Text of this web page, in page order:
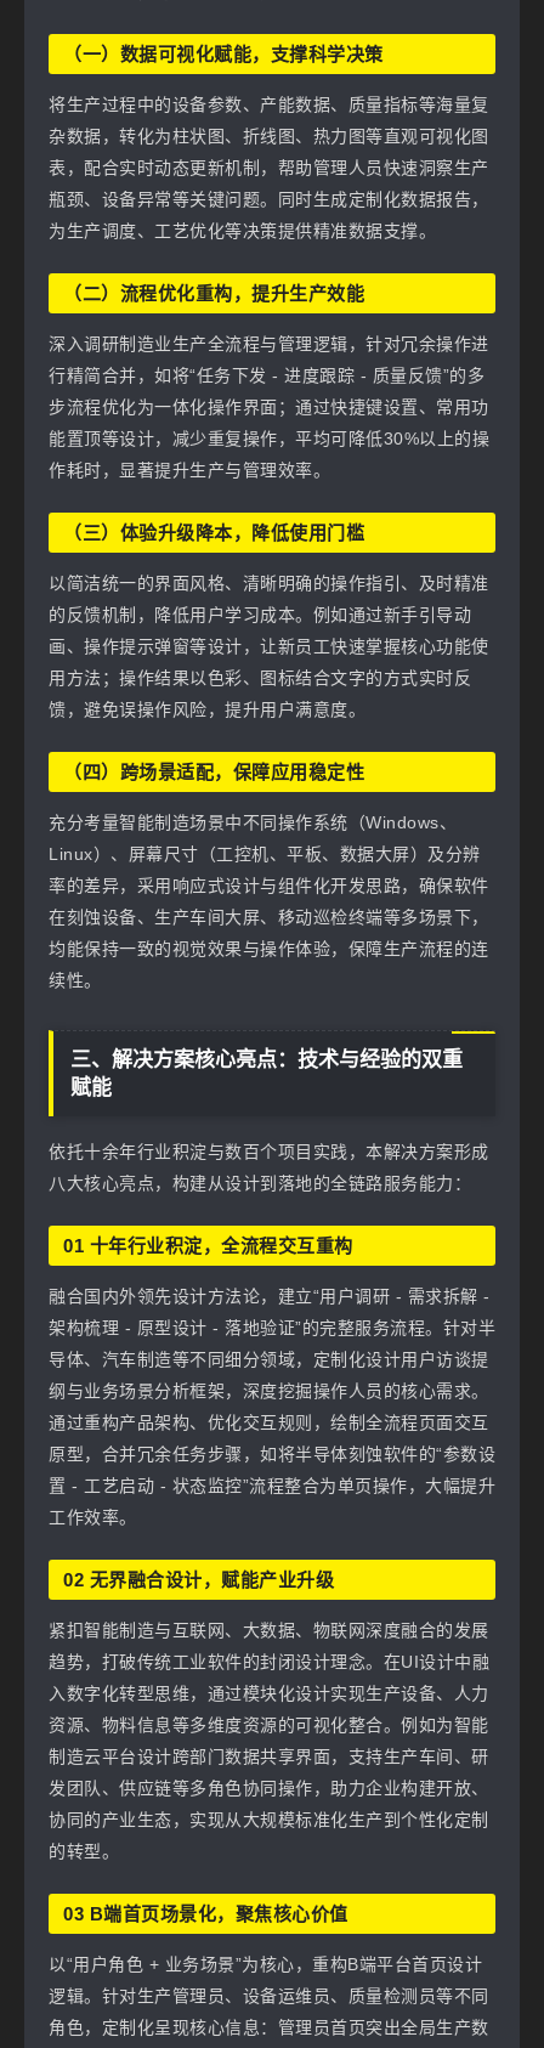
（一）数据可视化赋能，支撑科学决策
将生产过程中的设备参数、产能数据、质量指标等海量复
杂数据，转化为柱状图、折线图、热力图等直观可视化图
表，配合实时动态更新机制，帮助管理人员快速洞察生产
瓶颈、设备异常等关键问题。同时生成定制化数据报告，
为生产调度、工艺优化等决策提供精准数据支撑。
（二）流程优化重构，提升生产效能
深入调研制造业生产全流程与管理逻辑，针对冗余操作进
行精简合并，如将“任务下发 - 进度跟踪 - 质量反馈”的多
步流程优化为一体化操作界面；通过快捷键设置、常用功
能置顶等设计，减少重复操作，平均可降低30%以上的操
作耗时，显著提升生产与管理效率。
（三）体验升级降本，降低使用门槛
以简洁统一的界面风格、清晰明确的操作指引、及时精准
的反馈机制，降低用户学习成本。例如通过新手引导动
画、操作提示弹窗等设计，让新员工快速掌握核心功能使
用方法；操作结果以色彩、图标结合文字的方式实时反
馈，避免误操作风险，提升用户满意度。
（四）跨场景适配，保障应用稳定性
充分考量智能制造场景中不同操作系统（Windows、
Linux）、屏幕尺寸（工控机、平板、数据大屏）及分辨
率的差异，采用响应式设计与组件化开发思路，确保软件
在刻蚀设备、生产车间大屏、移动巡检终端等多场景下，
均能保持一致的视觉效果与操作体验，保障生产流程的连
续性。
三、解决方案核心亮点：技术与经验的双重
赋能
依托十余年行业积淀与数百个项目实践，本解决方案形成
八大核心亮点，构建从设计到落地的全链路服务能力：
01 十年行业积淀，全流程交互重构
融合国内外领先设计方法论，建立“用户调研 - 需求拆解 -
架构梳理 - 原型设计 - 落地验证”的完整服务流程。针对半
导体、汽车制造等不同细分领域，定制化设计用户访谈提
纲与业务场景分析框架，深度挖掘操作人员的核心需求。
通过重构产品架构、优化交互规则，绘制全流程页面交互
原型，合并冗余任务步骤，如将半导体刻蚀软件的“参数设
置 - 工艺启动 - 状态监控”流程整合为单页操作，大幅提升
工作效率。
02 无界融合设计，赋能产业升级
紧扣智能制造与互联网、大数据、物联网深度融合的发展
趋势，打破传统工业软件的封闭设计理念。在UI设计中融
入数字化转型思维，通过模块化设计实现生产设备、人力
资源、物料信息等多维度资源的可视化整合。例如为智能
制造云平台设计跨部门数据共享界面，支持生产车间、研
发团队、供应链等多角色协同操作，助力企业构建开放、
协同的产业生态，实现从大规模标准化生产到个性化定制
的转型。
03 B端首页场景化，聚焦核心价值
以“用户角色 + 业务场景”为核心，重构B端平台首页设计
逻辑。针对生产管理员、设备运维员、质量检测员等不同
角色，定制化呈现核心信息：管理员首页突出全局生产数